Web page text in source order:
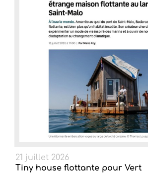
21 juillet 2026
Tiny house flottante pour Vert